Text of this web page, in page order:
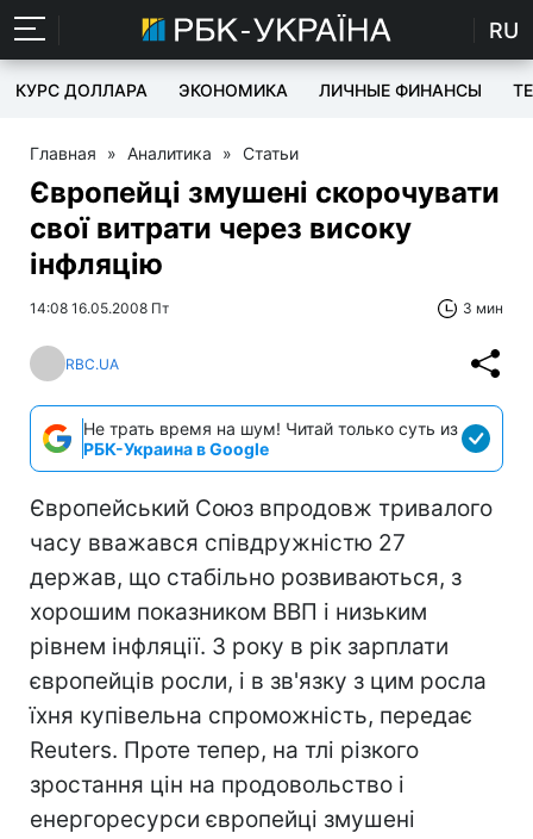
RU
КУРС ДОЛЛАРА ЭКОНОМИКА ЛИЧНЫЕ ФИНАНСЫ
Главная » Аналитика » Статьи
Європейці змушені скорочувати
свої витрати через високу
інфляцію
14:08 16.05.2008 Пт 3 мин
RBC.UA
Не трать время на шум! Читай только суть из
РБК-Украина в Google
Європейський Союз впродовж тривалого
часу вважався співдружністю 27
держав, що стабільно розвиваються, з
хорошим показником ВВП і низьким
рівнем інфляції. З року в рік зарплати
європейців росли, і в зв'язку з цим росла
їхня купівельна спроможність, передає
Reuters. Проте тепер, на тлі різкого
зростання цін на продовольство і
енергоресурси європейці змушені